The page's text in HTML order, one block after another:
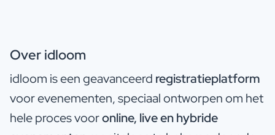
Over idloom
idloom is een geavanceerd registratieplatform
voor evenementen, speciaal ontworpen om het
hele proces vooronline, live en hybride